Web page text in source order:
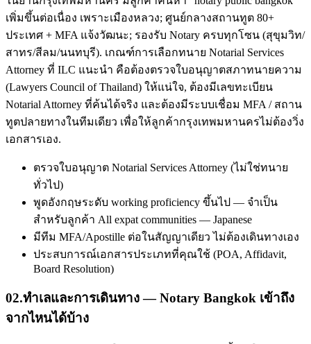
เพิ่มขึ้นต่อเนื่อง เพราะเมืองหลวง; ศูนย์กลางสถานทูต 80+
ประเทศ + MFA แจ้งวัฒนะ; รองรับ Notary ครบทุกโซน (สุขุมวิท/
สาทร/สีลม/นนทบุรี). เกณฑ์การเลือกทนาย Notarial Services
Attorney ที่ ILC แนะนำ คือต้องตรวจใบอนุญาตสภาทนายความ
(Lawyers Council of Thailand) ให้แน่ใจ, ต้องมีเลขทะเบียน
Notarial Attorney ที่ค้นได้จริง และต้องมีระบบเชื่อม MFA / สถาน
ทูตปลายทางในทีมเดียว เพื่อให้ลูกค้ากรุงเทพมหานครไม่ต้องวิ่ง
เอกสารเอง.
ตรวจใบอนุญาต Notarial Services Attorney (ไม่ใช่ทนาย
ทั่วไป)
พูดอังกฤษระดับ working proficiency ขึ้นไป — จำเป็น
สำหรับลูกค้า All expat communities — Japanese
มีทีม MFA/Apostille ต่อในสัญญาเดียว ไม่ต้องเดินทางเอง
ประสบการณ์เอกสารประเภทที่คุณใช้ (POA, Affidavit,
Board Resolution)
02.ทำเลและการเดินทาง — Notary Bangkok เข้าถึง
จากไหนได้บ้าง